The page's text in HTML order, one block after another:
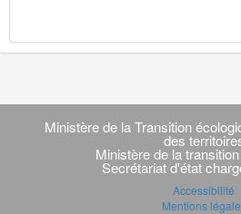
Navigation
transverse
Ministère de la Transition
des
Ministère de la
Secrétariat d'état
Accessibilité
Mentions